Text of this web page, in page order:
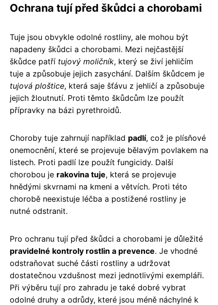
Ochrana tují před škůdci a chorobami
Tuje jsou obvykle odolné rostliny, ale mohou být
napadeny škůdci a chorobami. Mezi nejčastější
škůdce patří tujový moličník, který se živí jehličím
tuje a způsobuje jejich zasychání. Dalším škůdcem je
tujová ploštice, která saje šťávu z jehličí a způsobuje
jejich žloutnutí. Proti těmto škůdcům lze použít
přípravky na bázi pyrethroidů.
Choroby tuje zahrnují například padlí, což je plísňové
onemocnění, které se projevuje bělavým povlakem na
listech. Proti padlí lze použít fungicidy. Další
chorobou je rakovina tuje, která se projevuje
hnědými skvrnami na kmeni a větvích. Proti této
chorobě neexistuje léčba a postižené rostliny je
nutné odstranit.
Pro ochranu tují před škůdci a chorobami je důležité
pravidelné kontroly rostlin a prevence. Je vhodné
odstraňovat suché části rostliny a udržovat
dostatečnou vzdušnost mezi jednotlivými exempláři.
Při výběru tují pro zahradu je také dobré vybrat
odolné druhy a odrůdy, které jsou méně náchylné k